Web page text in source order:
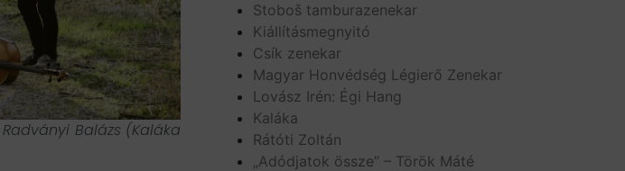
Radványi Balázs (Kaláka
Stoboš tamburazenekar
Kiállításmegnyitó
Csík zenekar
Magyar Honvédség Légierő Zenekar
Lovász Irén: Égi Hang
Kaláka
Rátóti Zoltán
„Adódjatok össze” – Török Máté